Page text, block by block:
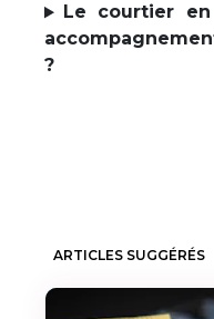
Le courtier
?
ARTICLES SUGGÉRÉS